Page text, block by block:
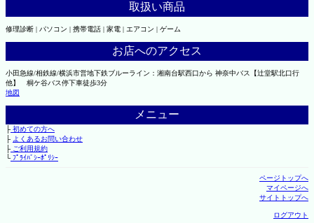
取扱い商品
修理診断 | パソコン | 携帯電話 | 家電 | エアコン | ゲーム
お店へのアクセス
小田急線/相鉄線/横浜市営地下鉄ブルーライン：湘南台駅西口から 神奈中バス【辻堂駅北口行
他】 桐ケ谷バス停下車徒歩3分
地図
メニュー
├初めての方へ
├ よくあるお問い合わせ
├ご利用規約
└ﾌﾟﾗｲﾊﾞｼｰﾎﾟﾘｼｰ
ページトップへ
マイページへ
サイトトップへ
ログアウト